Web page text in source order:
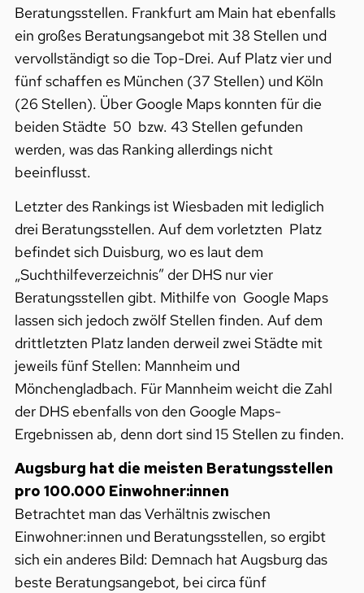
Beratungsstellen. Frankfurt am Main hat ebenfalls
ein großes Beratungsangebot mit 38 Stellen und
vervollständigt so die Top-Drei. Auf Platz vier und
fünf schaffen es München (37 Stellen) und Köln
(26 Stellen). Über Google Maps konnten für die
beiden Städte 50 bzw. 43 Stellen gefunden
werden, was das Ranking allerdings nicht
beeinflusst.
Letzter des Rankings ist Wiesbaden mit lediglich
drei Beratungsstellen. Auf dem vorletzten Platz
befindet sich Duisburg, wo es laut dem
„Suchthilfeverzeichnis” der DHS nur vier
Beratungsstellen gibt. Mithilfe von Google Maps
lassen sich jedoch zwölf Stellen finden. Auf dem
drittletzten Platz landen derweil zwei Städte mit
jeweils fünf Stellen: Mannheim und
Mönchengladbach. Für Mannheim weicht die Zahl
der DHS ebenfalls von den Google Maps-
Ergebnissen ab, denn dort sind 15 Stellen zu finden.
Augsburg hat die meisten Beratungsstellen
pro 100.000 Einwohner:innen
Betrachtet man das Verhältnis zwischen
Einwohner:innen und Beratungsstellen, so ergibt
sich ein anderes Bild: Demnach hat Augsburg das
beste Beratungsangebot, bei circa fünf